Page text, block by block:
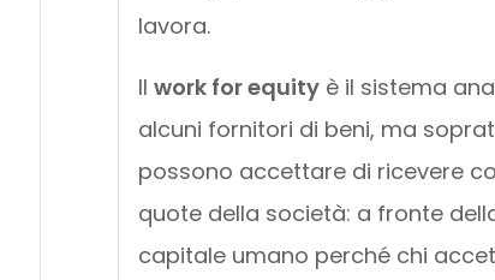
lavora.
Il work for equityè il sistema
alcuni fornitori di beni, ma
possono accettare di ricevere
quote della società: a fronte
capitale umano perché chi